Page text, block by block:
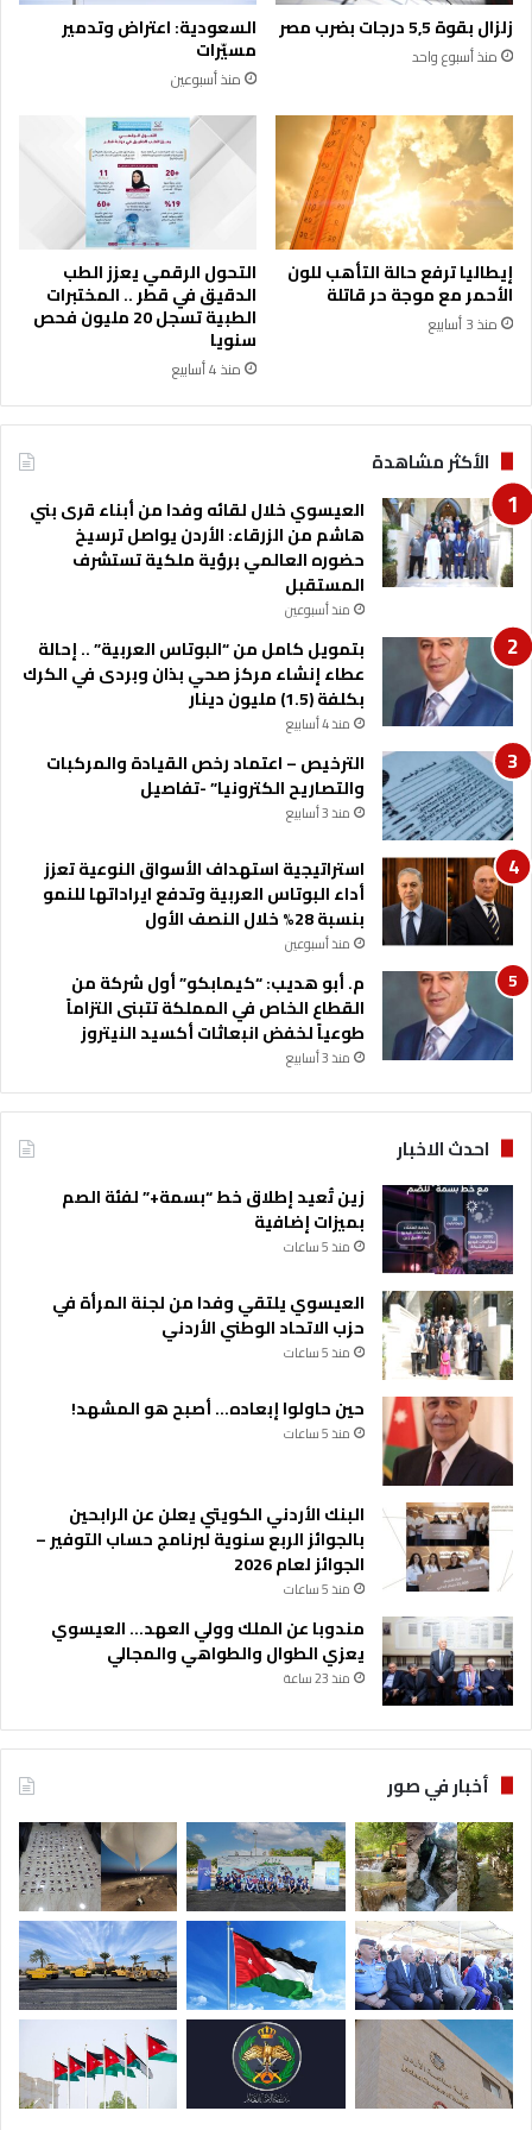
ا
ء
ا
ي
م
ت
ض
ي
ا
م
ع
ر
ض
ا
ل
م
ت
ل
“
ا
ل
أ
ر
د
ن
ف
ج
ا
ل
م
س
ي
ح
ي
ة
زلزال بقوة 5,5 درجات بضرب مصر
منذ أسبوع واحد
السعودية: اعتراض وتدمير
مسيّرات
منذ أسبوعين
إيطاليا ترفع حالة التأهب للون
الأحمر مع موجة حر قاتلة
منذ 3 أسابيع
التحول الرقمي يعزز الطب
الدقيق في قطر .. المختبرات
الطبية تسجل 20 مليون فحص
سنويا
منذ 4 أسابيع
الأكثر مشاهدة
العيسوي خلال لقائه وفدا من أبناء قرى بني
هاشم من الزرقاء: الأردن يواصل ترسيخ
حضوره العالمي برؤية ملكية تستشرف
المستقبل
منذ أسبوعين
بتمويل كامل من “البوتاس العربية” .. إحالة
عطاء إنشاء مركز صحي بذان وبردى في الكرك
بكلفة (1.5) مليون دينار
منذ 4 أسابيع
الترخيص – اعتماد رخص القيادة والمركبات
والتصاريح الكترونيا” -تفاصيل
منذ 3 أسابيع
استراتيجية استهداف الأسواق النوعية تعزز
أداء البوتاس العربية وتدفع ايراداتها للنمو
بنسبة 28% خلال النصف الأول
منذ أسبوعين
م. أبو هديب: “كيمابكو” أول شركة من
القطاع الخاص في المملكة تتبنى التزاماً
طوعياً لخفض انبعاثات أكسيد النيتروز
منذ 3 أسابيع
احدث الاخبار
زين تُعيد إطلاق خط “بسمة+” لفئة الصم
بميزات إضافية
منذ 5 ساعات
العيسوي يلتقي وفدا من لجنة المرأة في
حزب الاتحاد الوطني الأردني
منذ 5 ساعات
حين حاولوا إبعاده… أصبح هو المشهد!
منذ 5 ساعات
البنك الأردني الكويتي يعلن عن الرابحين
بالجوائز الربع سنوية لبرنامج حساب التوفير –
الجوائز لعام 2026
منذ 5 ساعات
مندوبا عن الملك وولي العهد… العيسوي
يعزي الطوال والطواهي والمجالي
منذ 23 ساعة
أخبار في صور